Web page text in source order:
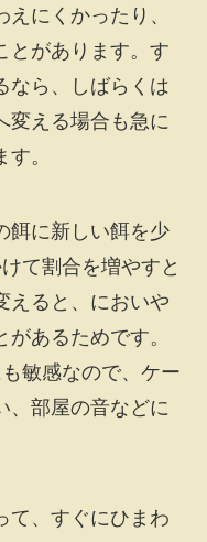
にくかったり、
とがあります。す
なら、しばらくは
変える場合も急に
。
餌に新しい餌を少
て割合を増やすと
えると、においや
あるためです。
敏感なので、ケー
、部屋の音などに
て、すぐにひまわ